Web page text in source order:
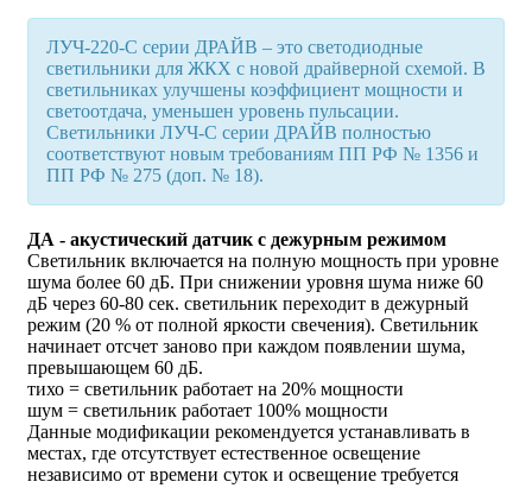
ЛУЧ-220-С серии ДРАЙВ – это светодиодные
светильники для ЖКХ с новой драйверной схемой. В
светильниках улучшены коэффициент мощности и
светоотдача, уменьшен уровень пульсации.
Светильники ЛУЧ-С серии ДРАЙВ полностью
соответствуют новым требованиям ПП РФ № 1356 и
ПП РФ № 275 (доп. № 18).
ДА - акустический датчик с дежурным режимом
Светильник включается на полную мощность при уровне
шума более 60 дБ. При снижении уровня шума ниже 60
дБ через 60-80 сек. светильник переходит в дежурный
режим (20 % от полной яркости свечения). Светильник
начинает отсчет заново при каждом появлении шума,
превышающем 60 дБ.
тихо = светильник работает на 20% мощности
шум = светильник работает 100% мощности
Данные модификации рекомендуется устанавливать в
местах, где отсутствует естественное освещение
независимо от времени суток и освещение требуется